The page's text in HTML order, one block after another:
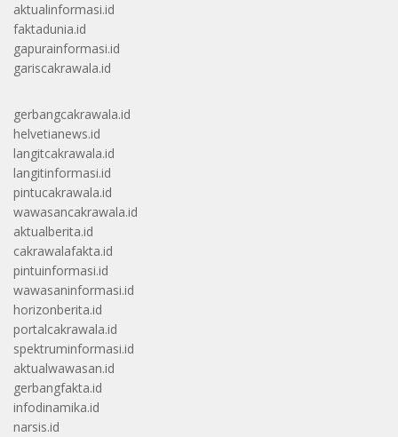
aktualinformasi.id
faktadunia.id
gapurainformasi.id
gariscakrawala.id
gerbangcakrawala.id
helvetianews.id
langitcakrawala.id
langitinformasi.id
pintucakrawala.id
wawasancakrawala.id
aktualberita.id
cakrawalafakta.id
pintuinformasi.id
wawasaninformasi.id
horizonberita.id
portalcakrawala.id
spektruminformasi.id
aktualwawasan.id
gerbangfakta.id
infodinamika.id
narsis.id